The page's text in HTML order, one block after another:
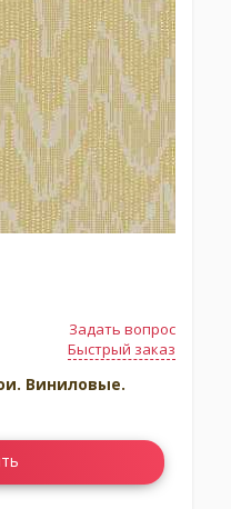
Задать вопрос
Быстрый заказ
Виниловые.